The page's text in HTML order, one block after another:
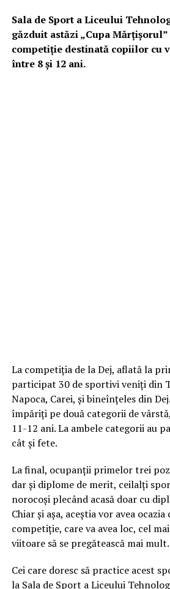
Sala de Sport a Liceului
găzduit astăzi „Cupa
competiție destinată copiilor cu
între 8 și 12 ani.
La competiția de la Dej, aflată la
participat 30 de sportivi veniți din
Napoca, Carei, și bineînțeles din
împăriți pe două categorii de
11-12 ani. La ambele categorii au
cât și fete.
La final, ocupanții primelor trei
dar și diplome de merit, ceilalți
norocoși plecând acasă doar cu
Chiar și așa, aceștia vor avea
competiție, care va avea loc, cel
viitoare să se pregătească mai mult.
Cei care doresc să practice acest
la Sala de Sport a Liceului